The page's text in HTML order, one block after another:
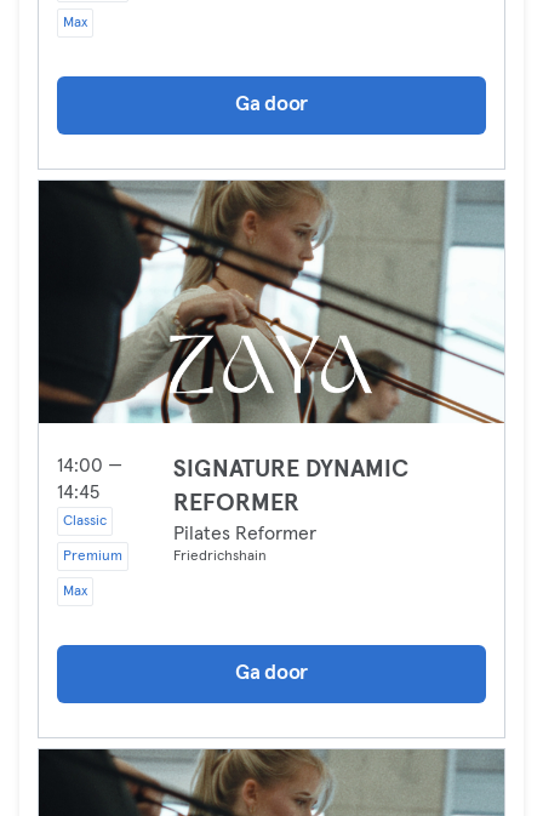
Max
Ga door
14:00 —
14:45
Classic
Premium
Max
SIGNATURE DYNAMIC
REFORMER
Pilates Reformer
Friedrichshain
Ga door